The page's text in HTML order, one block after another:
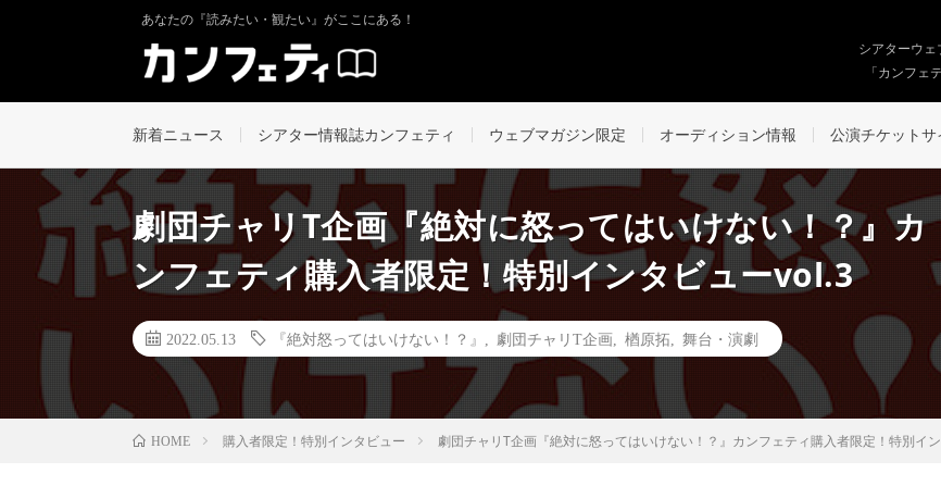
あなたの『読みたい・観たい』がここにある！
シアターウェ
「カンフェ
新着ニュース シアター情報誌カンフェティ ウェブマガジン限定 オーディション情報 公演チケットサ
劇団チャリT企画『絶対に怒ってはいけない！？』カ
ンフェティ購入者限定！特別インタビューvol.3
2022.05.13 『絶対怒ってはいけない！？』 劇団チャリT企画 楢原拓 舞台・演劇
HOME 購入者限定！特別インタビュー 劇団チャリT企画『絶対に怒ってはいけない！？』カンフェティ購入者限定！特別イ